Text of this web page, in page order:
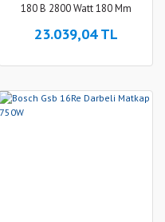
180 B 2800 Watt 180 Mm
06018g0000
23.039,04 TL